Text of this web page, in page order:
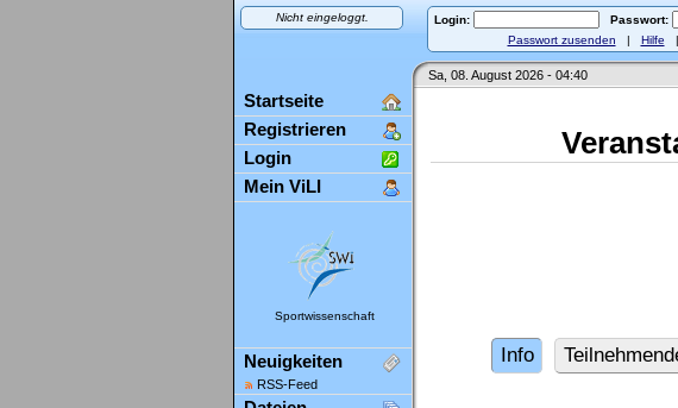
Nicht eingeloggt. Login:
Passwort:
Passwort zusenden | Hilfe
Sa, 08. August 2026 - 04:40
Startseite
Registrieren
Login
Mein ViLI
Sportwissenschaft
Neuigkeiten
RSS-Feed
Info